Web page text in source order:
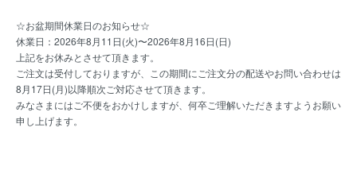
☆お盆期間休業日のお知らせ☆
休業日：2026年8月11日(火)〜2026年8月16日(日)
上記をお休みとさせて頂きます。
ご注文は受付しておりますが、この期間にご注文分の配送やお問い合わせは
8月17日(月)以降順次ご対応させて頂きます。
みなさまにはご不便をおかけしますが、何卒ご理解いただきますようお願い
申し上げます。